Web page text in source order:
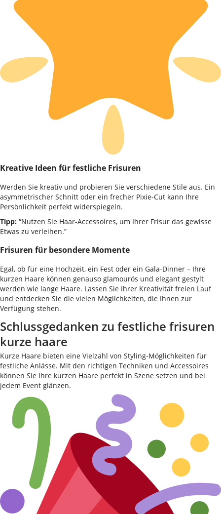
Kreative Ideen für festliche Frisuren
Werden Sie kreativ und probieren Sie verschiedene Stile aus. Ein
asymmetrischer Schnitt oder ein frecher Pixie-Cut kann Ihre
Persönlichkeit perfekt widerspiegeln.
Tipp: “Nutzen Sie Haar-Accessoires, um Ihrer Frisur das gewisse
Etwas zu verleihen.”
Frisuren für besondere Momente
Egal, ob für eine Hochzeit, ein Fest oder ein Gala-Dinner – Ihre
kurzen Haare können genauso glamourös und elegant gestylt
werden wie lange Haare. Lassen Sie Ihrer Kreativität freien Lauf
und entdecken Sie die vielen Möglichkeiten, die Ihnen zur
Verfügung stehen.
Schlussgedanken zu festliche frisuren
kurze haare
Kurze Haare bieten eine Vielzahl von Styling-Möglichkeiten für
festliche Anlässe. Mit den richtigen Techniken und Accessoires
können Sie Ihre kurzen Haare perfekt in Szene setzen und bei
jedem Event glänzen.